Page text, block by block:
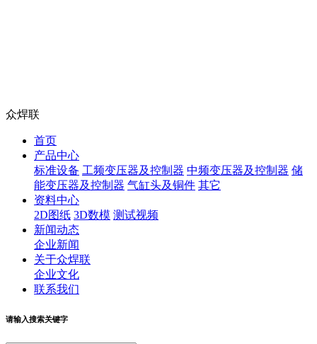
众焊联
首页
产品中心
标准设备 工频变压器及控制器 中频变压器及控制器 储
能变压器及控制器 气缸头及铜件 其它
资料中心
2D图纸 3D数模 测试视频
新闻动态
企业新闻
关于众焊联
企业文化
联系我们
请输入搜索关键字